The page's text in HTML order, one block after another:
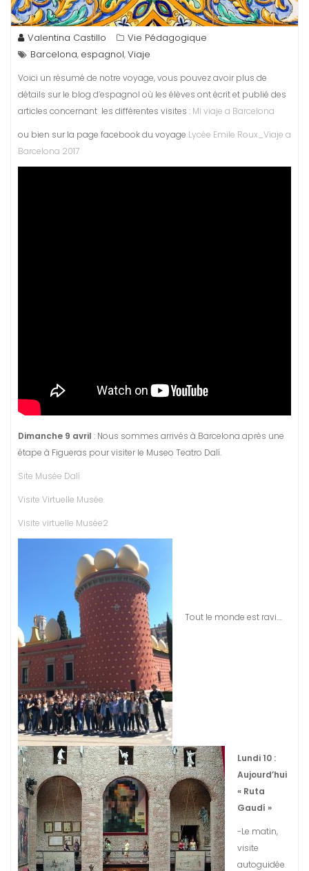
Valentina Castillo
Vie Pédagogique
Barcelona, espagnol,Viaje
Voici un résumé de notre voyage, vous pouvez avoir plus de
détails sur le blog d’espagnol où les élèves ont écrit et publié des
articles concernant les différentes visites : Mi viaje a Barcelona
ou bien sur la page facebook du voyage Lycée Emile Roux_Viaje a
Barcelona 2017
Dimanche 9 avril : Nous sommes arrivés à Barcelona après une
étape à Figueras pour visiter le Museo Teatro Dalí.
Site Musée Dalí
Visite Virtuelle Musée
Visite virtuelle Musée2
Tout le monde est ravi….
Lundi 10 :
Aujourd’hui
« Ruta
Gaudí »
-Le matin,
visite
autoguidée